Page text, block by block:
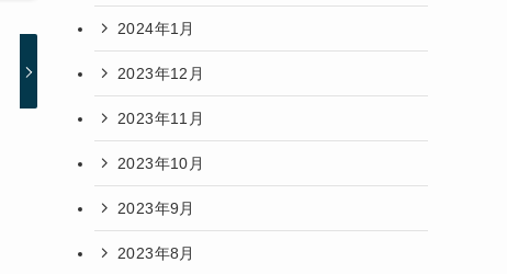
2024年1月
2023年12月
2023年11月
2023年10月
2023年9月
2023年8月